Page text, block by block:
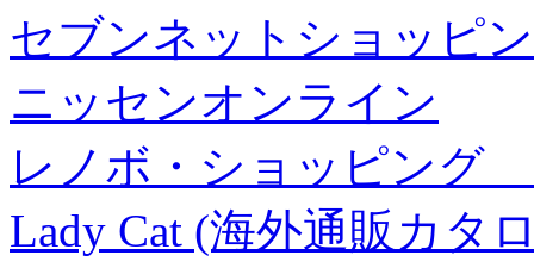
セブンネットショッピ
ニッセンオンライン
レノボ・ショッピング
Lady Cat (海外通販カタ